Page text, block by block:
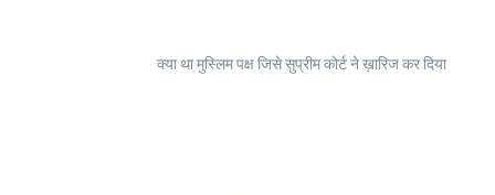
क्या था मुस्लिम पक्ष जिसे सुप्रीम कोर्ट ने ख़ारिज कर दिया